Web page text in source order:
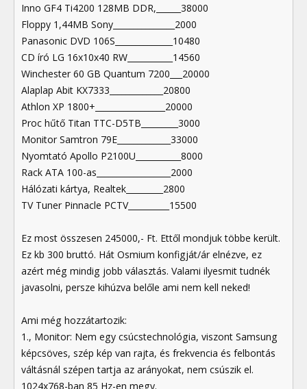
Inno GF4 Ti4200 128MB DDR,______38000
Floppy 1,44MB Sony_______________2000
Panasonic DVD 106S______________10480
CD író LG 16x10x40 RW___________14560
Winchester 60 GB Quantum 7200___20000
Alaplap Abit KX7333_____________20800
Athlon XP 1800+_________________20000
Proc hűtő Titan TTC-D5TB_________3000
Monitor Samtron 79E_____________33000
Nyomtató Apollo P2100U___________8000
Rack ATA 100-as__________________2000
Hálózati kártya, Realtek_________2800
TV Tuner Pinnacle PCTV__________15500
Ez most összesen 245000,- Ft. Ettől mondjuk többe került.
Ez kb 300 bruttó. Hát Osmium konfigját/ár elnézve, ez
azért még mindig jobb választás. Valami ilyesmit tudnék
javasolni, persze kihúzva belőle ami nem kell neked!
Ami még hozzátartozik:
1., Monitor: Nem egy csúcstechnológia, viszont Samsung
képcsöves, szép kép van rajta, és frekvencia és felbontás
váltásnál szépen tartja az arányokat, nem csúszik el.
1024x768-ban 85 Hz-en megy.